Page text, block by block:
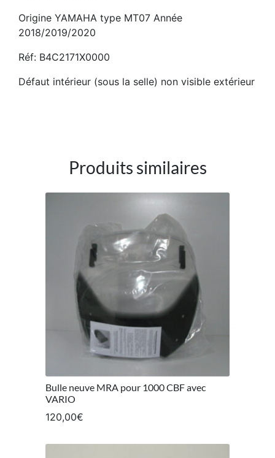
Origine YAMAHA type MT07 Année
2018/2019/2020
Réf: B4C2171X0000
Défaut intérieur (sous la selle) non visible extérieur
Produits similaires
Bulle neuve MRA pour 1000 CBF avec
VARIO
120,00€